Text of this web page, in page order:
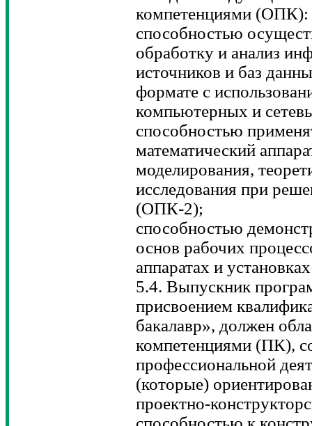
компетенциями (ОПК):
способностью
обработку и анализ
источников и баз
формате с
компьютерных и
способностью
математический
моделирования,
исследования при
(ОПК-2);
способностью
основ рабочих
аппаратах и
5.4. Выпускник
присвоением
бакалавр», должен
компетенциями (ПК),
профессиональной
(которые)
проектно-